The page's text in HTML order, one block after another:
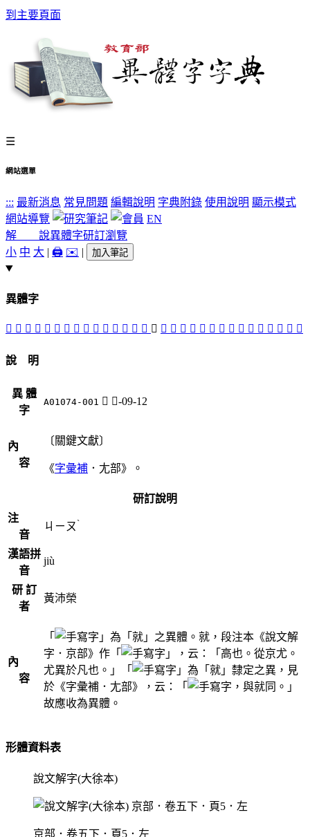
到主要頁面
☰
網站選單
::: 最新消息 常見問題 編輯說明 字典附錄 使用說明 顯示模式
網站導覽
EN
解 說異體字研訂瀏覽
小 中 大 | 🖨️ ✉️ | 加入筆記
異體字
󱢚 󱢞 󱢥 󱢒 󱢨 󱢕 󱢛 󱢑 󱢜 󱢢 󱢠 󱢖 󱢗 󱢣 󱢘 𡯶 󱢤 󱢏 󱢎 󱢧 󱢦 󱢟 󱢡 󱢔 󱢓 󱢝 𡰔 󱢙 𡰗 󱢐 𡰜
說 明
異 體
字
A01074-001 𡯶 尢-09-12
內
容
〔關鍵文獻〕
《字彙補 ．尢部》。
研訂說明
注
音
ㄐㄧㄡ ˋ
漢語拼
音
jiù
研 訂
者
黃沛榮
內
容
「
」為「就」之異體。就，段注本《說文解
字．京部》作「
」，云：「高也。從京尤。
尤異於凡也。」「
」為「就」隸定之異，見
於《字彙補．尢部》，云：「
，與就同。」
故應收為異體。
形體資料表
說文解字(大徐本)
京部．卷五下．頁5．左